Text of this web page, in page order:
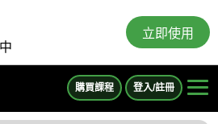
立即使用
購買課程 登入/註冊